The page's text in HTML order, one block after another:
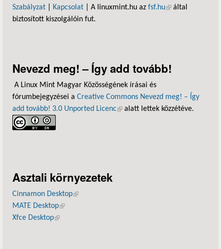
Szabályzat
Kapcsolat | A linuxmint.hu az fsf.hu(külső hivatkozás)
által
biztosított kiszolgálóin fut.
Nevezd meg! – Így add tovább!
A Linux Mint Magyar Közösségének írásai és
fórumbejegyzései a Creative Commons Nevezd meg! – Így
add tovább! 3.0 Unported Licenc(külső hivatkozás)
alatt lettek közzétéve.
Asztali környezetek
Cinnamon Desktop(külső hivatkozás)
MATE Desktop(külső hivatkozás)
Xfce Desktop(külső hivatkozás)